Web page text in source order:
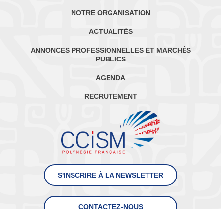
NOTRE ORGANISATION
ACTUALITÉS
ANNONCES PROFESSIONNELLES ET MARCHÉS
PUBLICS
AGENDA
RECRUTEMENT
S'INSCRIRE À LA NEWSLETTER
CONTACTEZ-NOUS